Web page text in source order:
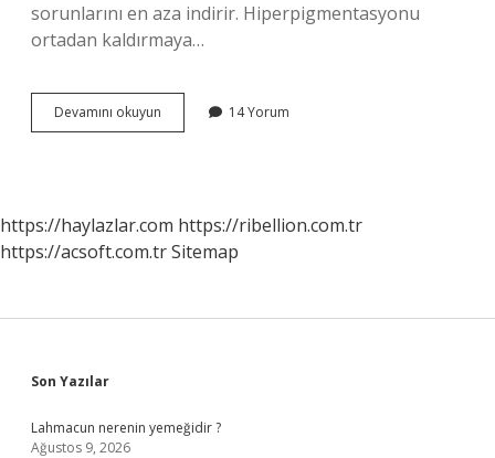
sorunlarını en aza indirir. Hiperpigmentasyonu
ortadan kaldırmaya…
Devamını okuyun
Işe
14 Yorum
https://haylazlar.com https://ribellion.com.tr
https://acsoft.com.trSitemap
Sidebar
Son Yazılar
Lahmacun nerenin yemeğidir ?
Ağustos 9, 2026